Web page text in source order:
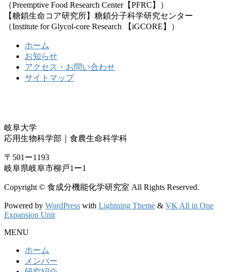
（Preemptive Food Research Center【PFRC】）
【糖鎖生命コア研究所】糖鎖分子科学研究センター
（Institute for Glycol-core Research 【iGCORE】）
ホーム
お知らせ
アクセス・お問い合わせ
サイトマップ
岐阜大学
応用生物科学部｜食農生命科学科
〒501ー1193
岐阜県岐阜市柳戸1ー1
Copyright © 食成分機能化学研究室 All Rights Reserved.
Powered by WordPress with Lightning Theme & VK All in One
Expansion Unit
MENU
ホーム
メンバー